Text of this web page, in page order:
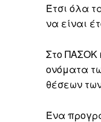
Έτσι όλα
να είναι
Στο ΠΑΣΟΚ
ονόματα
θέσεων
Ένα